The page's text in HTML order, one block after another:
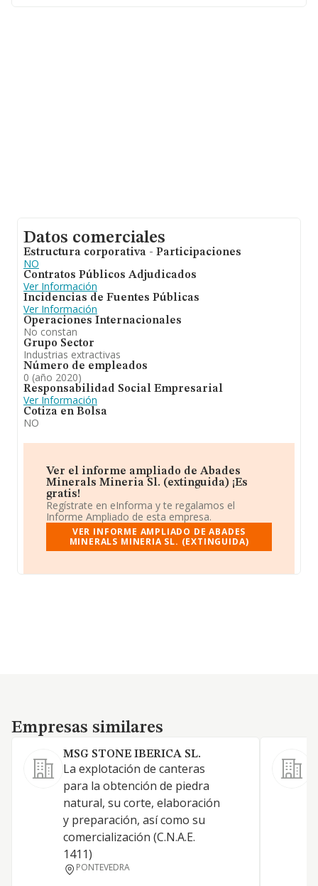
Datos comerciales
Estructura corporativa - Participaciones
NO
Contratos Públicos Adjudicados
Ver Información
Incidencias de Fuentes Públicas
Ver Información
Operaciones Internacionales
No constan
Grupo Sector
Industrias extractivas
Número de empleados
0 (año 2020)
Responsabilidad Social Empresarial
Ver Información
Cotiza en Bolsa
NO
Ver el informe ampliado de Abades
Minerals Mineria Sl. (extinguida) ¡Es
gratis!
Regístrate en eInforma y te regalamos el
Informe Ampliado de esta empresa.
VER INFORME AMPLIADO DE ABADES
MINERALS MINERIA SL. (EXTINGUIDA)
Empresas similares
Empresas similares
MSG STONE IBERICA SL.
La explotación de canteras
para la obtención de piedra
natural, su corte, elaboración
y preparación, así como su
comercialización (C.N.A.E.
1411)
PONTEVEDRA